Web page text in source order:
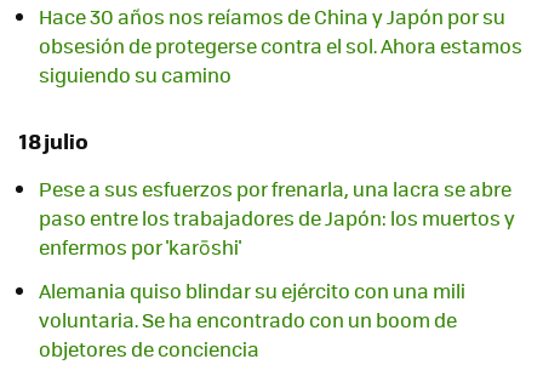
Hace 30 años nos reíamos de China y Japón por su
obsesión de protegerse contra el sol. Ahora estamos
siguiendo su camino
18 julio
Pese a sus esfuerzos por frenarla, una lacra se abre
paso entre los trabajadores de Japón: los muertos y
enfermos por 'karōshi'
Alemania quiso blindar su ejército con una mili
voluntaria. Se ha encontrado con un boom de
objetores de conciencia